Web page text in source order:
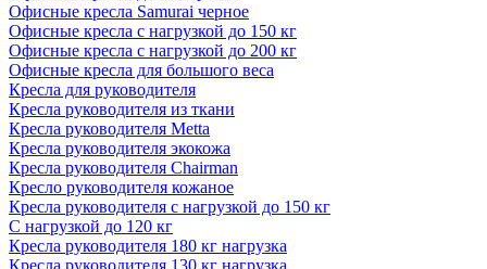
Офисные кресла Samurai черное
Офисные кресла с нагрузкой до 150 кг
Офисные кресла с нагрузкой до 200 кг
Офисные кресла для большого веса
Кресла для руководителя
Кресла руководителя из ткани
Кресла руководителя Metta
Кресла руководителя экокожа
Кресла руководителя Chairman
Кресло руководителя кожаное
Кресла руководителя с нагрузкой до 150 кг
С нагрузкой до 120 кг
Кресла руководителя 180 кг нагрузка
Кресла руководителя 130 кг нагрузка